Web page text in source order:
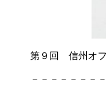
第９回 信州オフ
－－－－－－－－